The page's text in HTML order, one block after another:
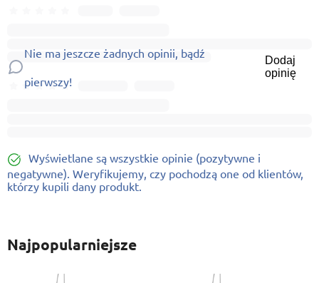
Nie ma jeszcze żadnych opinii, bądź
pierwszy!
Dodaj
opinię
Wyświetlane są wszystkie opinie (pozytywne i
negatywne). Weryfikujemy, czy pochodzą one od klientów,
którzy kupili dany produkt.
Najpopularniejsze